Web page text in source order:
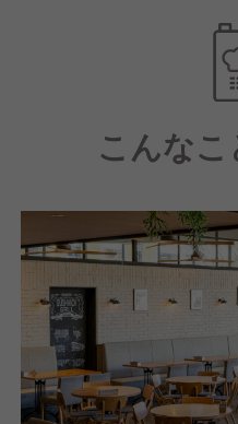
また今後も新規出店が控
するポジションやポスト
長とともに社員一人ひと
継続的に行っていきます
こんな